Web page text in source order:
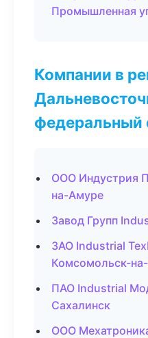
Промышленная
Компании в
федеральный
ООО Индустрия
на-Амуре
Завод Групп
ЗАО Industrial
Комсомольск-
ПАО Industrial
Сахалинск
ООО